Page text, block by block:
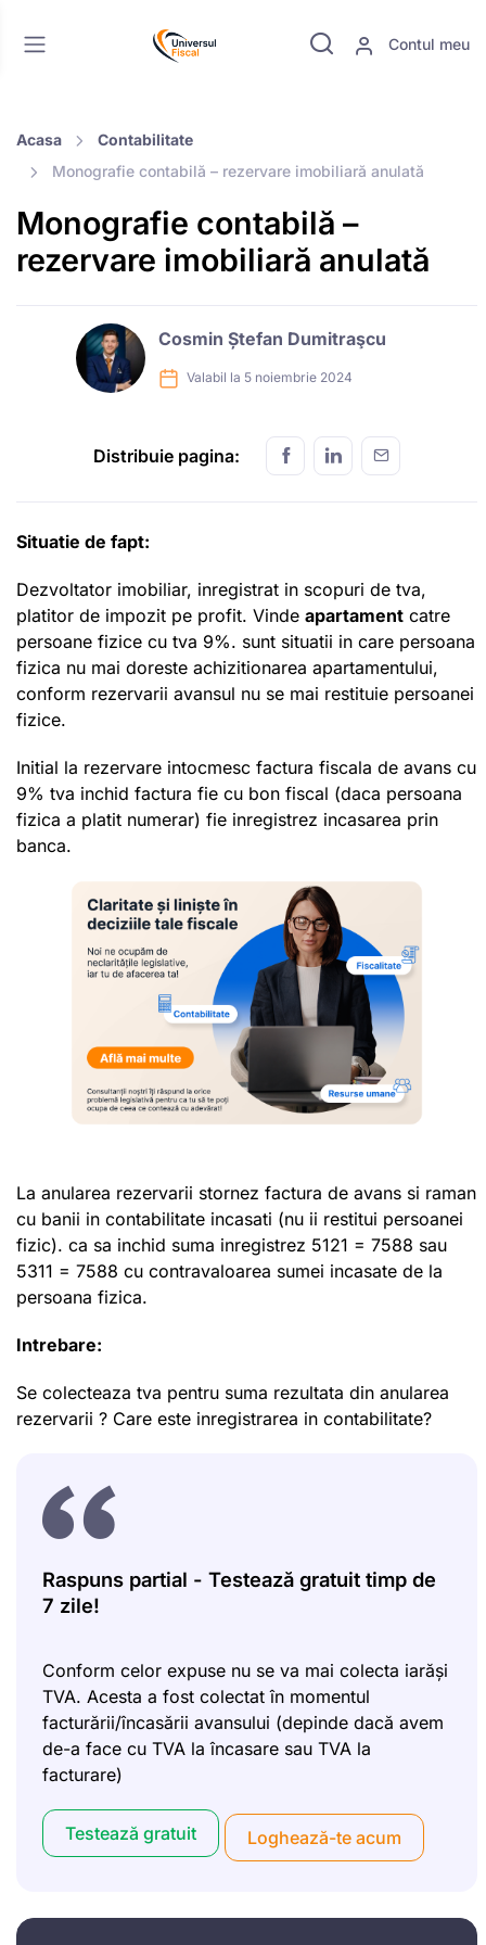
Contul meu
Acasa
Contabilitate
Monografie contabilă – rezervare imobiliară anulată
Monografie contabilă –
rezervare imobiliară anulată
Cosmin Ștefan Dumitraşcu
Valabil la 5 noiembrie 2024
Distribuie pagina:
Situatie de fapt:
Dezvoltator imobiliar, inregistrat in scopuri de tva,
platitor de impozit pe profit. Vinde apartament catre
persoane fizice cu tva 9%. sunt situatii in care persoana
fizica nu mai doreste achizitionarea apartamentului,
conform rezervarii avansul nu se mai restituie persoanei
fizice.
Initial la rezervare intocmesc factura fiscala de avans cu
9% tva inchid factura fie cu bon fiscal (daca persoana
fizica a platit numerar) fie inregistrez incasarea prin
banca.
La anularea rezervarii stornez factura de avans si raman
cu banii in contabilitate incasati (nu ii restitui persoanei
fizic). ca sa inchid suma inregistrez 5121 = 7588 sau
5311 = 7588 cu contravaloarea sumei incasate de la
persoana fizica.
Intrebare:
Se colecteaza tva pentru suma rezultata din anularea
rezervarii ? Care este inregistrarea in contabilitate?
Raspuns partial - Testează gratuit timp de
7 zile!
Conform celor expuse nu se va mai colecta iarăși
TVA. Acesta a fost colectat în momentul
facturării/încasării avansului (depinde dacă avem
de-a face cu TVA la încasare sau TVA la
facturare)
Testează gratuit Loghează-te acum